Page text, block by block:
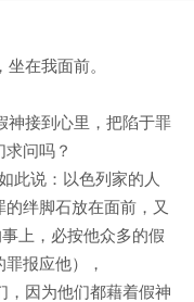
在我面前。
神接到心里，把陷于罪
问吗？
此说：以色列家的人
绊脚石放在面前，又
上，必按他众多的假
报应他），
，因为他们都藉着假神